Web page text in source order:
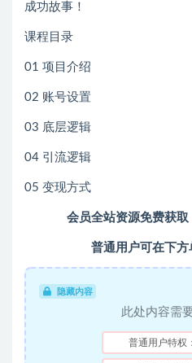
成功故事！
课程目录
01 项目介绍
02 账号设置
03 底层逻辑
04 引流逻辑
05 变现方式
会员全站资源免费获
普通用户可在下方
隐藏内容
此处内容需
普通用户特权：